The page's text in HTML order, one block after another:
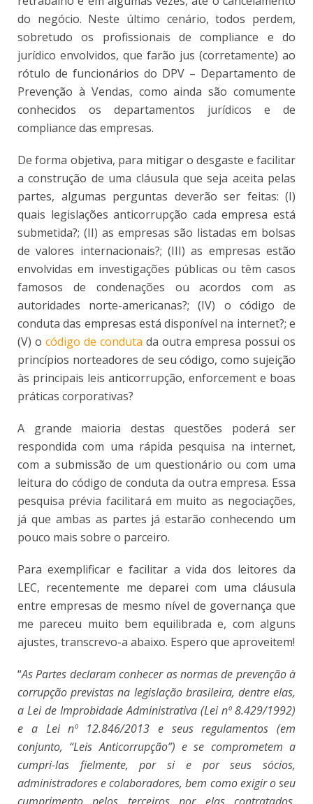
do negócio. Neste último cenário, todos perdem,
sobretudo os profissionais de compliance e do
jurídico envolvidos, que farão jus (corretamente) ao
rótulo de funcionários do DPV – Departamento de
Prevenção à Vendas, como ainda são comumente
conhecidos os departamentos jurídicos e de
compliance das empresas.
De forma objetiva, para mitigar o desgaste e facilitar
a construção de uma cláusula que seja aceita pelas
partes, algumas perguntas deverão ser feitas: (I)
quais legislações anticorrupção cada empresa está
submetida?; (II) as empresas são listadas em bolsas
de valores internacionais?; (III) as empresas estão
envolvidas em investigações públicas ou têm casos
famosos de condenações ou acordos com as
autoridades norte-americanas?; (IV) o código de
conduta das empresas está disponível na internet?; e
(V) o código de conduta da outra empresa possui os
princípios norteadores de seu código, como sujeição
às principais leis anticorrupção, enforcement e boas
práticas corporativas?
A grande maioria destas questões poderá ser
respondida com uma rápida pesquisa na internet,
com a submissão de um questionário ou com uma
leitura do código de conduta da outra empresa. Essa
pesquisa prévia facilitará em muito as negociações,
já que ambas as partes já estarão conhecendo um
pouco mais sobre o parceiro.
Para exemplificar e facilitar a vida dos leitores da
LEC, recentemente me deparei com uma cláusula
entre empresas de mesmo nível de governança que
me pareceu muito bem equilibrada e, com alguns
ajustes, transcrevo-a abaixo. Espero que aproveitem!
“As Partes declaram conhecer as normas de prevenção à
corrupção previstas na legislação brasileira, dentre elas,
a Lei de Improbidade Administrativa (Lei nº 8.429/1992)
e a Lei nº 12.846/2013 e seus regulamentos (em
conjunto, “Leis Anticorrupção”) e se comprometem a
cumpri-las fielmente, por si e por seus sócios,
administradores e colaboradores, bem como exigir o seu